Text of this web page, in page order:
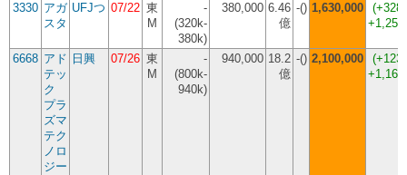
3330 アガ
スタ
UFJつ 07/22 東
M
-
(320k-
380k)
380,000 6.46
億
-() 1,630,000 (
6668 アド
テッ
ク
プラ
ズマ
テク
ノロ
ジー
日興 07/26 東
M
-
(800k-
940k)
940,000 18.2
億
-() 2,100,000 (